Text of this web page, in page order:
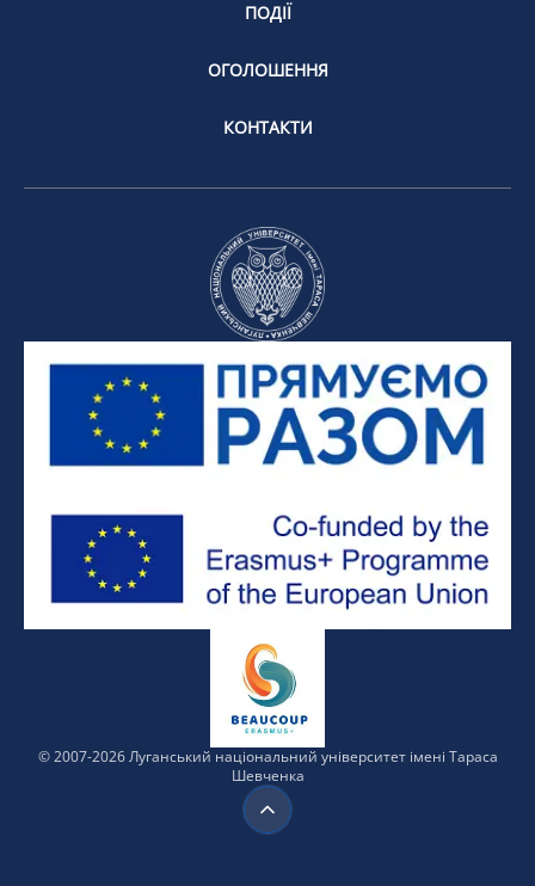
ПОДІЇ
ОГОЛОШЕННЯ
КОНТАКТИ
© 2007-2026 Луганський національний університет імені Тараса
Шевченка